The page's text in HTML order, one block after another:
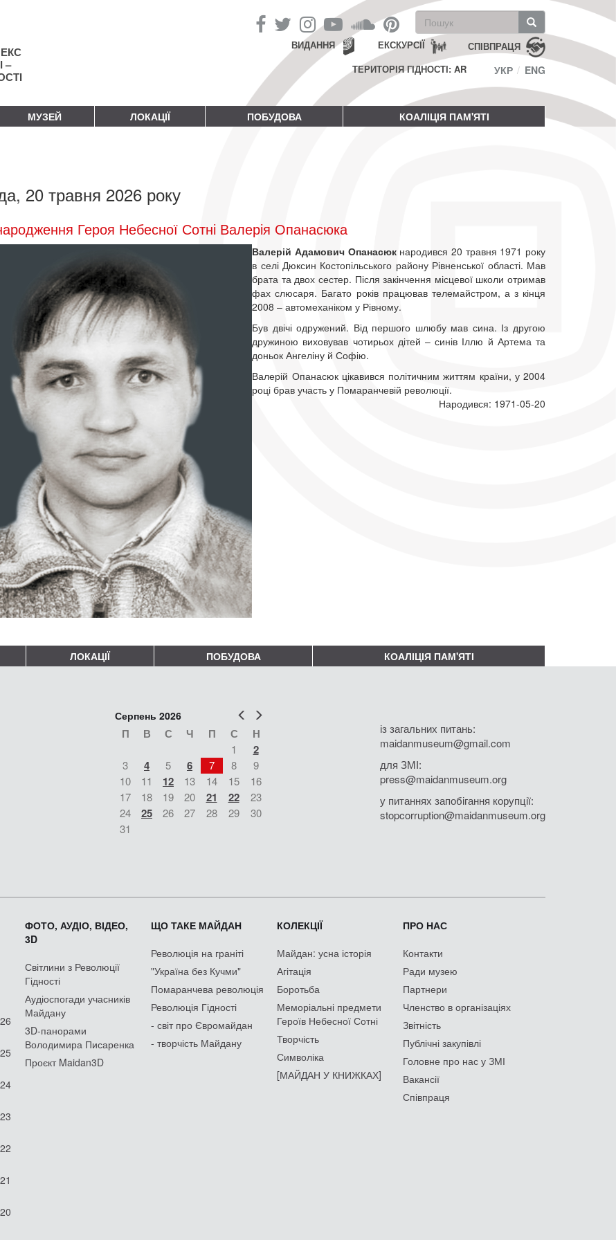
–
Пошукова
форма
Пошук СПІВПРАЦЯ
ЕКСКУРСІЇ
ВИДАННЯ
ТЕРИТОРІЯ ГІДНОСТІ: AR
УКР ENG
МУЗЕЙ ЛОКАЦІЇ ПОБУДОВА КОАЛІЦІЯ ПАМ'ЯТІ
20 травня 2026 року
Героя Небесної Сотні Валерія Опанасюка
Валерій Адамович Опанасюкнародився 20 травня 1971 року
в селі Дюксин Костопільського району Рівненської області. Мав
брата та двох сестер. Після закінчення місцевої школи отримав
фах слюсаря. Багато років працював телемайстром, а з кінця
2008 – автомеханіком у Рівному.
Був двічі одружений. Від першого шлюбу мав сина. Із другою
дружиною виховував чотирьох дітей – синів Іллю й Артема та
доньок Ангеліну й Софію.
Валерій Опанасюк цікавився політичним життям країни, у 2004
році брав участь у Помаранчевій революції.
Народився: 1971-05-20
ЛОКАЦІЇ ПОБУДОВА КОАЛІЦІЯ ПАМ'ЯТІ
Попер
Серпень 2026
П В С Ч П С Н
1 2
3 4 5 6 7 8
9
10
11 12 13 14 15
16
17
18 19 20 21 22
23
24
25 26 27 28 29
30
31
із загальних питань:
maidanmuseum@gmail.com
для ЗМІ:
press@maidanmuseum.org
у питаннях запобігання корупції:
stopcorruption@maidanmuseum.org
ФОТО, АУДІО, ВІДЕО,
3D
Світлини з Революції
Гідності
Аудіоспогади учасників
Майдану
3D-панорами
Володимира Писаренка
Проєкт Maidan3D
ЩО ТАКЕ МАЙДАН
Революція на граніті
"Україна без Кучми"
Помаранчева революція
Революція Гідності
- світ про Євромайдан
- творчість Майдану
КОЛЕКЦІЇ
Майдан: усна історія
Агітація
Боротьба
Меморіальні предмети
Героїв Небесної Сотні
Творчість
Символіка
[МАЙДАН У КНИЖКАХ]
ПРО НАС
Контакти
Ради музею
Партнери
Членство в організаціях
Звітність
Публічні закупівлі
Головне про нас у ЗМІ
Вакансії
Співпраця